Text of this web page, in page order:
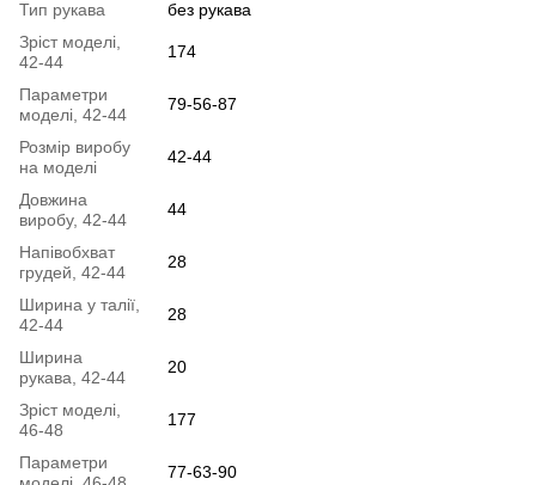
Тип рукава
без рукава
Зріст моделі,
42-44
174
Параметри
моделі, 42-44
79-56-87
Розмір виробу
на моделі
42-44
Довжина
виробу, 42-44
44
Напівобхват
грудей, 42-44
28
Ширина у талії,
42-44
28
Ширина
рукава, 42-44
20
Зріст моделі,
46-48
177
Параметри
77-63-90